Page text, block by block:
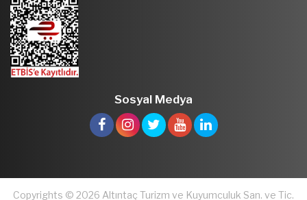
Sosyal Medya
Copyrights © 2026 Altıntaç Turizm ve Kuyumculuk San. ve Tic.